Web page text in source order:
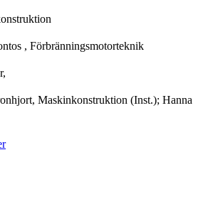
, Förbränningsmotorteknik
Maskinkonstruktion (Inst.); Hanna